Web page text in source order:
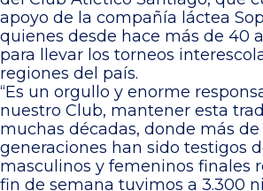
apoyo de la compañía láctea
quienes desde hace más de 40
para llevar los torneos
regiones del país.
“Es un orgullo y enorme
nuestro Club, mantener esta
muchas décadas, donde más
generaciones han sido testigos
masculinos y femeninos finales
fin de semana tuvimos a 3.300